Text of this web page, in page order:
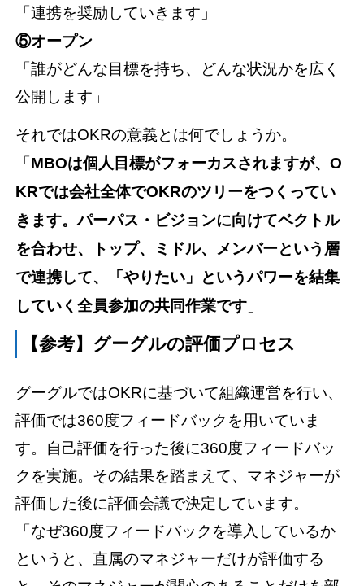
「連携を奨励していきます」
⑤オープン
「誰がどんな目標を持ち、どんな状況かを広く
公開します」
それではOKRの意義とは何でしょうか。
「MBOは個人目標がフォーカスされますが、O
KRでは会社全体でOKRのツリーをつくってい
きます。パーパス・ビジョンに向けてベクトル
を合わせ、トップ、ミドル、メンバーという層
で連携して、「やりたい」というパワーを結集
していく全員参加の共同作業です 」
【参考】グーグルの評価プロセス
グーグルではOKRに基づいて組織運営を行い、
評価では360度フィードバックを用いていま
す。自己評価を行った後に360度フィードバッ
クを実施。その結果を踏まえて、マネジャーが
評価した後に評価会議で決定しています。
「なぜ360度フィードバックを導入しているか
というと、直属のマネジャーだけが評価する